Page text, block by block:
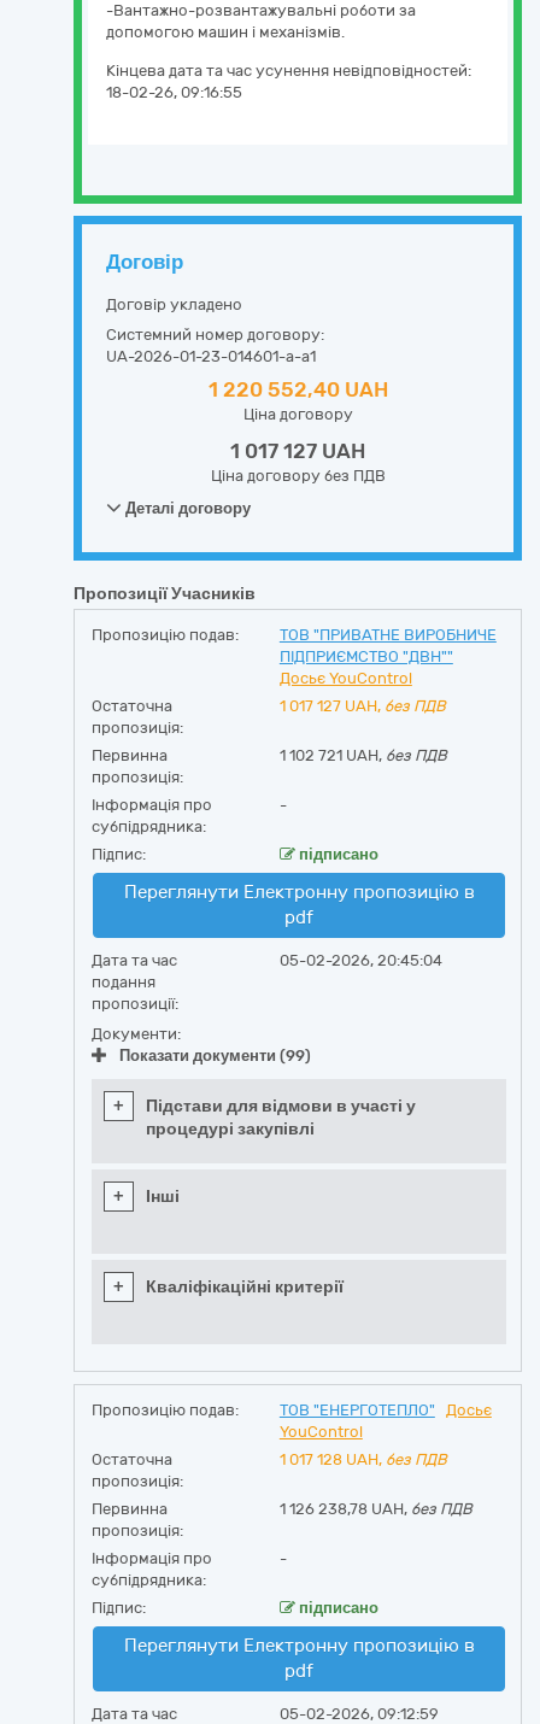
-Вантажно-розвантажувальні роботи за
допомогою машин і механізмів.
Кінцева дата та час усунення невідповідностей:
18-02-26, 09:16:55
Договір
Договір укладено
Системний номер договору:
UA-2026-01-23-014601-a-a1
1 220 552,40 UAH
Ціна договору
1 017 127 UAH
Ціна договору без ПДВ
Деталі договору
Пропозиції Учасників
Пропозицію подав:
ТОВ "ПРИВАТНЕ ВИРОБНИЧЕ
ПІДПРИЄМСТВО "ДВН""
Досьє YouControl
Остаточна
пропозиція:
1 017 127 UAH, без ПДВ
Первинна
пропозиція:
1 102 721 UAH, без ПДВ
Інформація про
субпідрядника:
-
Підпис: підписано
Переглянути Електронну пропозицію в
pdf
Дата та час
подання
пропозиції:
05-02-2026, 20:45:04
Документи:
Показати документи (99)
+
Підстави для відмови в участі у
процедурі закупівлі
+ Інші
+ Кваліфікаційні критерії
Пропозицію подав: ТОВ "ЕНЕРГОТЕПЛО"
Досьє
YouControl
Остаточна
пропозиція:
1 017 128 UAH, без ПДВ
Первинна
пропозиція:
1 126 238,78 UAH, без ПДВ
Інформація про
субпідрядника:
-
Підпис: підписано
Переглянути Електронну пропозицію в
pdf
Дата та час
05-02-2026, 09:12:59